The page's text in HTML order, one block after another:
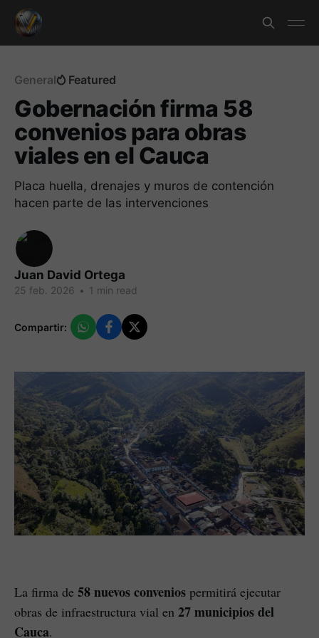
General Featured
Gobernación firma 58
convenios para obras
viales en el Cauca
Placa huella, drenajes y muros de contención
hacen parte de las intervenciones
Juan David Ortega
25 feb. 2026 • 1 min read
Compartir:
La firma de 58 nuevos convenios permitirá ejecutar
obras de infraestructura vial en 27 municipios del
Cauca.